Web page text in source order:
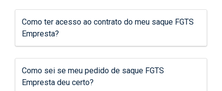
Como ter acesso ao contrato do meu saque FGTS
Empresta?
Como sei se meu pedido de saque FGTS
Empresta deu certo?